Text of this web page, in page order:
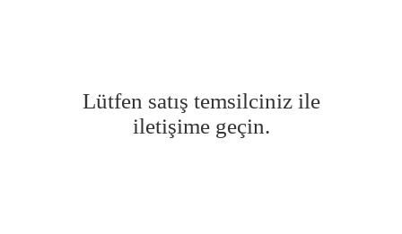
Lütfen satış temsilciniz ile
iletişime geçin.